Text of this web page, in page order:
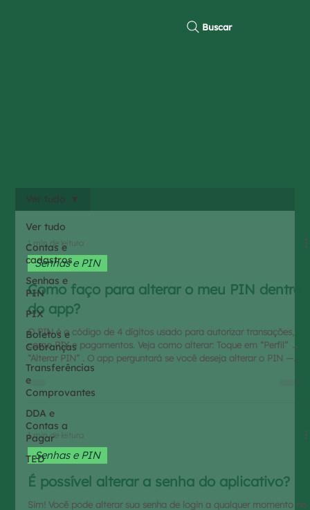
Buscar
Ver tudo
Contas e
cadastros
Senhas e
PIN
PIX
Boletos e
Cobranças
Transferências
e
Comprovantes
DDA e
Contas a
Pagar
TED
Ver tudo
1 min de leitura
Senhas e PIN
Como faço para alterar o meu PIN dentro
do app?
O PIN é o código de 4 dígitos usado para autorizar transações,
como PIX e pagamentos. Veja como alterar: Toque em “Perfil” →
“Alterar PIN” . O app perguntará se você deseja alterar o PIN —
confirme em “Alterar PIN” . Você receberá um código de
verificação por e-mail . Digite o código no campo indicado.
Escolha um novo PIN de 4 dígitos e toque em “Confirmar” .
Confirme novamente o PIN e finalize. A tela mostrará “PIN
1 min de leitura
Senhas e PIN
É possível alterar a senha do aplicativo?
Sim! Você pode alterar sua senha de login a qualquer momento no